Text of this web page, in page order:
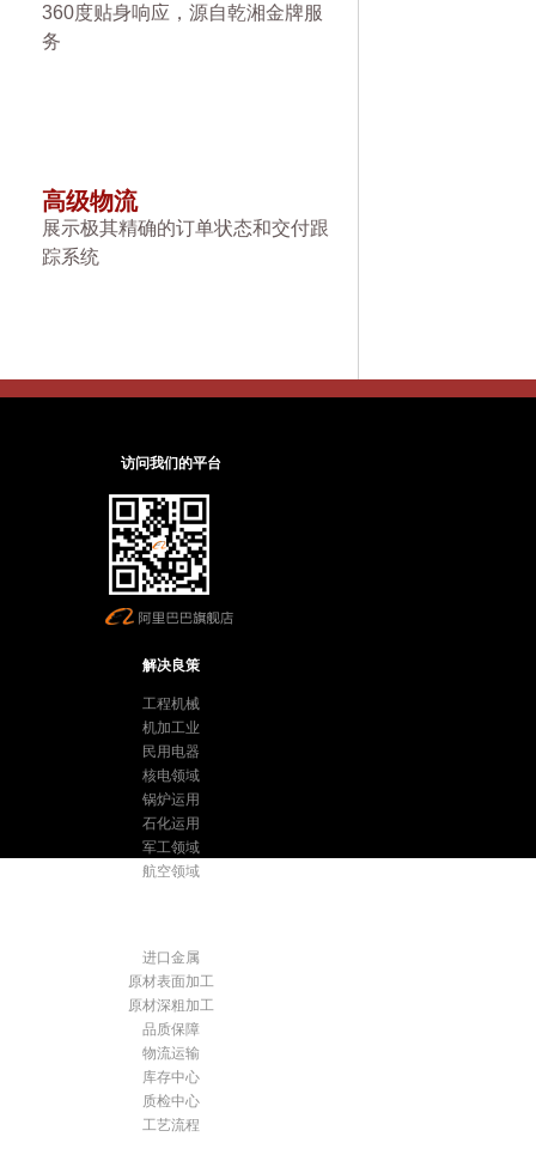
360度贴身响应，源自乾湘金牌服
务
高级物流
展示极其精确的订单状态和交付跟
踪系统
访问我们的平台
解决良策
工程机械
机加工业
民用电器
核电领域
锅炉运用
石化运用
军工领域
航空领域
进口金属
原材表面加工
原材深粗加工
品质保障
物流运输
库存中心
质检中心
工艺流程